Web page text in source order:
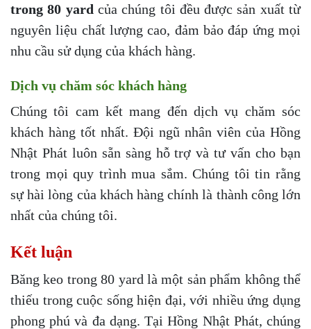
trong 80 yard của chúng tôi đều được sản xuất từ
nguyên liệu chất lượng cao, đảm bảo đáp ứng mọi
nhu cầu sử dụng của khách hàng.
Dịch vụ chăm sóc khách hàng
Chúng tôi cam kết mang đến dịch vụ chăm sóc
khách hàng tốt nhất. Đội ngũ nhân viên của Hồng
Nhật Phát luôn sẵn sàng hỗ trợ và tư vấn cho bạn
trong mọi quy trình mua sắm. Chúng tôi tin rằng
sự hài lòng của khách hàng chính là thành công lớn
nhất của chúng tôi.
Kết luận
Băng keo trong 80 yard là một sản phẩm không thể
thiếu trong cuộc sống hiện đại, với nhiều ứng dụng
phong phú và đa dạng. Tại Hồng Nhật Phát, chúng